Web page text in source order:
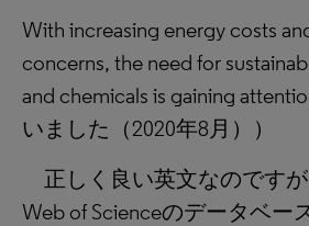
With increasing energy costs
concerns, the need for
and chemicals is gaining
いました（2020年8月））
正しく良い英文なのですが
Web of Scienceのデータベー